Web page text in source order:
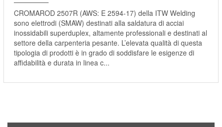
CROMAROD 2507R (AWS: E 2594-17) della ITW Welding
sono elettrodi (SMAW) destinati alla saldatura di acciai
inossidabili superduplex, altamente professionali e destinati al
settore della carpenteria pesante. L’elevata qualità di questa
tipologia di prodotti è in grado di soddisfare le esigenze di
affidabilità e durata in linea c...